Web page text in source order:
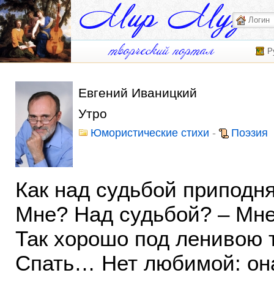
Евгений Иваницкий
Утро
Юмористические стихи - Поэзия
Как над судьбой
Мне? Над судьбой? –
Так хорошо под ленивою
Спать… Нет любимой: